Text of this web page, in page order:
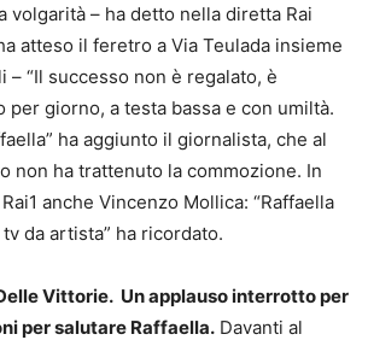
volgarità – ha detto nella diretta Rai
atteso il feretro a Via Teulada insieme
– “Il successo non è regalato, è
per giorno, a testa bassa e con umiltà.
ha aggiunto il giornalista, che al
non ha trattenuto la commozione. In
anche Vincenzo Mollica: “Raffaella
da artista” ha ricordato.
Vittorie. Un applauso interrotto per
per salutare Raffaella. Davanti al